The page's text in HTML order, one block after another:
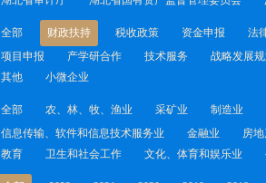
全部 财政扶持 税收政策 资金申报
法
项目申报
产学研合作 技术服务
战略发展
其他
小微企业
全部 农、林、牧、渔业 采矿业
制造业
信息传输、软件和信息技术服务业
金融业
房
教育
卫生和社会工作 文化、体育和娱乐业